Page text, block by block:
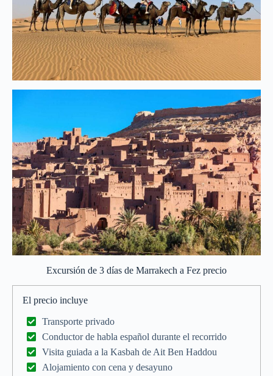
Excursión de 3 días de Marrakech a Fez precio
El precio incluye
Transporte privado
Conductor de habla español durante el recorrido
Visita guiada a la Kasbah de Ait Ben Haddou
Alojamiento con cena y desayuno